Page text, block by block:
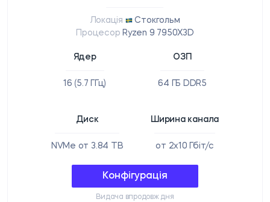
Локація
Стокгольм
Процесор Ryzen 9 7950X3D
Ядер
16 (5.7 ГГц)
ОЗП
64 ГБ DDR5
Диск
NVMe от 3.84 TB
Ширина канала
от 2x10 Гбіт/с
Конфігурація
Видача впродовж дня